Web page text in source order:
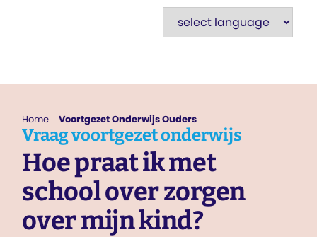
Home Voortgezet Onderwijs Ouders
Vraagvoortgezet onderwijs
Hoe praat ik met
school over zorgen
over mijn kind?